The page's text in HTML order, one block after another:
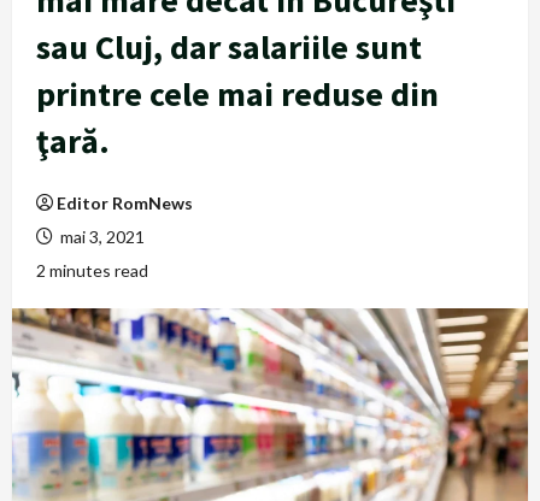
sau Cluj, dar salariile sunt
printre cele mai reduse din
ţară.
Editor RomNews
mai 3, 2021
2 minutes read